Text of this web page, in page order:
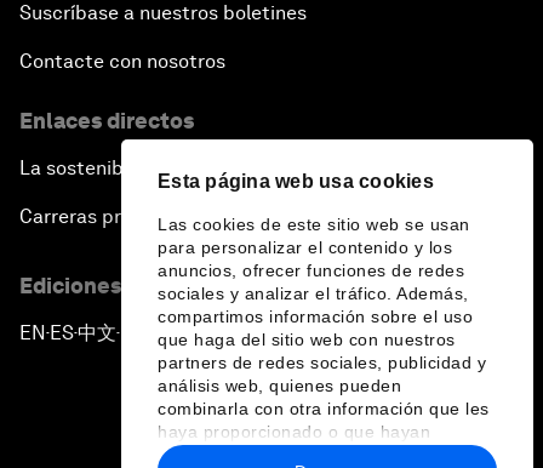
Esta página web usa cookies
Las cookies de este sitio web se usan
para personalizar el contenido y los
anuncios, ofrecer funciones de redes
sociales y analizar el tráfico. Además,
compartimos información sobre el uso
que haga del sitio web con nuestros
partners de redes sociales, publicidad y
análisis web, quienes pueden
combinarla con otra información que les
haya proporcionado o que hayan
recopilado a partir del uso que haya
Suscríbase a nuestros boletines
Contacte con nosotros
Enlaces directos
La sostenibilidad en el Foro
Carreras profesionales
Ediciones en otros idiomas
EN ▪ES▪中文▪ 日本語